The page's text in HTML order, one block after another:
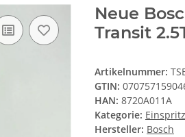
Neue
Transit
Artikelnummer:
GTIN:
HAN: 8720A011A
Kategorie:
Hersteller: Bosch